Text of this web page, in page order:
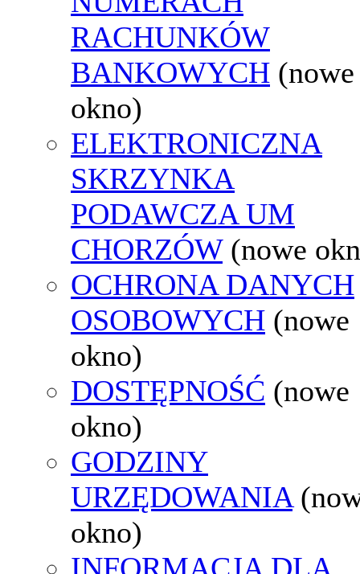
RACHUNKÓW
BANKOWYCH (nowe
okno)
ELEKTRONICZNA
SKRZYNKA
PODAWCZA UM
CHORZÓW (nowe
OCHRONA DANYCH
OSOBOWYCH (nowe
okno)
DOSTĘPNOŚĆ (nowe
okno)
GODZINY
URZĘDOWANIA
okno)